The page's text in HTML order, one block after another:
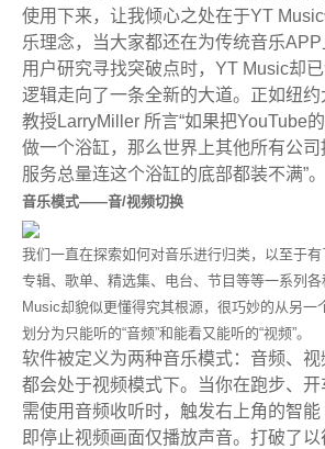
使用下来，让我倾心之处在于YT
乐理念，当大家都还在为传统音乐
用户研究寻找突破点时， YT Music却
逻辑走向了一条全新的大道。正如纽
教授LarryMiller 所言“如果把YouTube
做一个浴缸，那么世界上其他所有公
服务总量连这个浴缸的底部都装不满”。
音乐模式——音/视频切换
我们一直在探索如何对音乐进行归类，以至于有
专辑、歌单、精选集、电台、节目等等一系列
Music却貌似更懂得究其根源，很巧妙的从另一
划分为只能听的“音频”和能看又能听的“视频”。
软件被定义为两种音乐模式：音频、
都会处于视频模式下。当你在跑步、
需使用音频收听时，触发右上角的智能
即停止视频画面仅播放声音。打破了